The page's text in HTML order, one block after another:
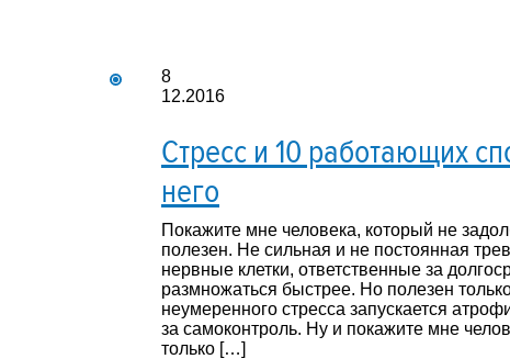
8
12.2016
Стресс и 10 работающих
него
Покажите мне человека, который не
полезен. Не сильная и не постоянная
нервные клетки, ответственные за
размножаться быстрее. Но полезен
неумеренного стресса запускается
за самоконтроль. Ну и покажите мне
только […]